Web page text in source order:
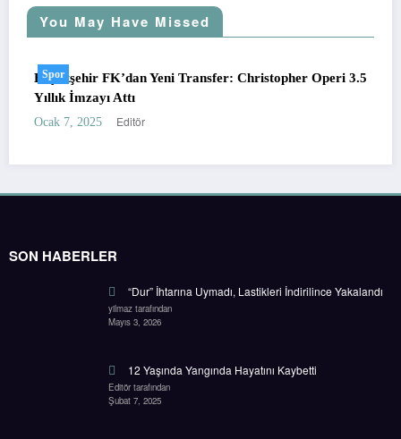
You May Have Missed
Spor
Başakşehir FK’dan Yeni Transfer: Christopher Operi 3.5
Yıllık İmzayı Attı
Ocak 7, 2025 Editör
SON HABERLER
“Dur” İhtarına Uymadı, Lastikleri İndirilince Yakalandı
yilmaz tarafından
Mayıs 3, 2026
12 Yaşında Yangında Hayatını Kaybetti
Editör tarafından
Şubat 7, 2025